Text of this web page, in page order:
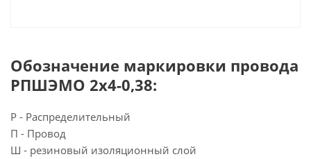
Обозначение маркировки провода
РПШЭМО 2х4-0,38:
Р - Распределительный
П - Провод
Ш - резиновый изоляционный слой